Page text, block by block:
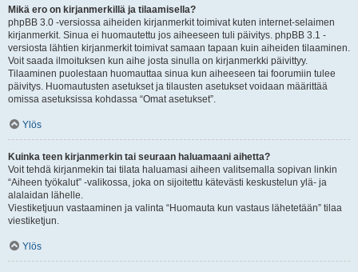
Mikä ero on kirjanmerkillä ja tilaamisella?
phpBB 3.0 -versiossa aiheiden kirjanmerkit toimivat kuten internet-selaimen
kirjanmerkit. Sinua ei huomautettu jos aiheeseen tuli päivitys. phpBB 3.1 -
versiosta lähtien kirjanmerkit toimivat samaan tapaan kuin aiheiden tilaaminen.
Voit saada ilmoituksen kun aihe josta sinulla on kirjanmerkki päivittyy.
Tilaaminen puolestaan huomauttaa sinua kun aiheeseen tai foorumiin tulee
päivitys. Huomautusten asetukset ja tilausten asetukset voidaan määrittää
omissa asetuksissa kohdassa “Omat asetukset”.
Ylös
Kuinka teen kirjanmerkin tai seuraan haluamaani aihetta?
Voit tehdä kirjanmekin tai tilata haluamasi aiheen valitsemalla sopivan linkin
“Aiheen työkalut” -valikossa, joka on sijoitettu kätevästi keskustelun ylä- ja
alalaidan lähelle.
Viestiketjuun vastaaminen ja valinta “Huomauta kun vastaus lähetetään” tilaa
viestiketjun.
Ylös